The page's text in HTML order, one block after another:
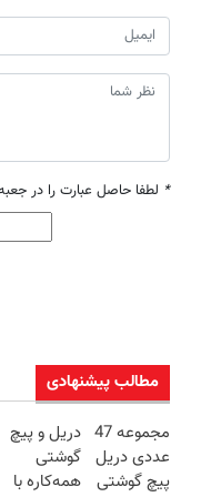
* لطفا حاصل عبارت را در
مطالب پیشنهادی
مجموعه 47
عددی دریل
پیچ گوشتی
دریل و پیچ
گوشتی
همه‌کاره با